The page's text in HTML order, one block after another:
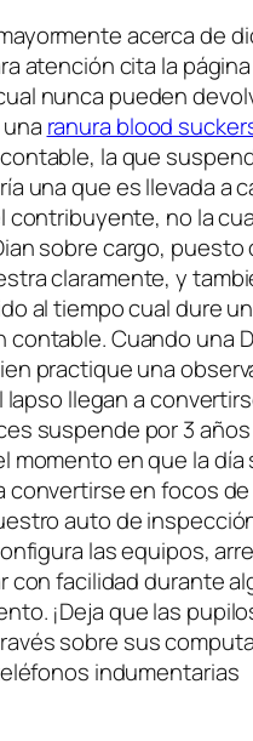
acerca de
atención cita la página
nunca pueden
ranura blood
la que
una que es llevada a
contribuyente, no la
sobre cargo, puesto
claramente, y
al tiempo cual dure
contable. Cuando una
practique una
llegan a
suspende por 3 años
momento en que la día
convertirse en focos
auto de
las equipos,
con facilidad durante
¡Deja que las
sobre sus
indumentarias